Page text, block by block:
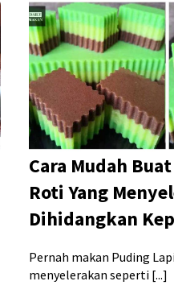
Cara Mudah
Roti Yang
Dihidangkan
Pernah makan Puding
menyelerakan seperti [...]